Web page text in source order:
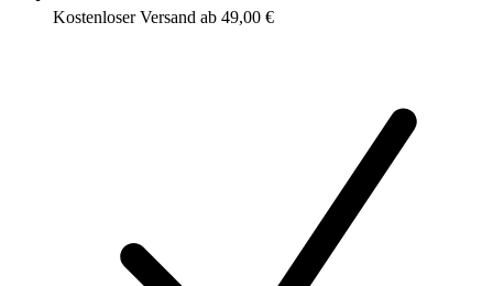
Kostenloser Versand ab 49,00 €